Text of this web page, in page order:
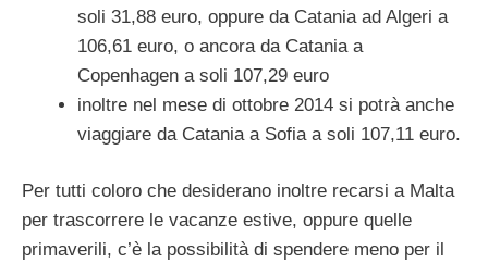
soli 31,88 euro, oppure da Catania ad Algeri a
106,61 euro, o ancora da Catania a
Copenhagen a soli 107,29 euro
inoltre nel mese di ottobre 2014 si potrà anche
viaggiare da Catania a Sofia a soli 107,11 euro.
Per tutti coloro che desiderano inoltre recarsi a Malta
per trascorrere le vacanze estive, oppure quelle
primaverili, c’è la possibilità di spendere meno per il